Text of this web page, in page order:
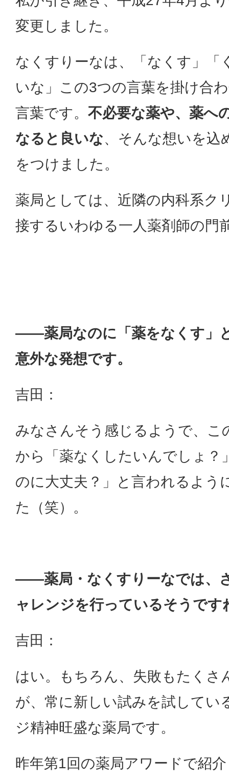
変更しました。
なくすりーなは、「なくす」「
いな」この3つの言葉を掛け合
言葉です。 不必要な薬や、薬へ
なると良いな、そんな想いを込
をつけました。
薬局としては、近隣の内科系ク
接するいわゆる一人薬剤師の門
——薬局なのに「薬をなくす」
意外な発想です。
吉田：
みなさんそう感じるようで、こ
から「薬なくしたいんでしょ？
のに大丈夫？」と言われるよう
た（笑）。
——薬局・なくすりーなでは、
ャレンジを行っているそうです
吉田：
はい。もちろん、失敗もたくさ
が、常に新しい試みを試してい
ジ精神旺盛な薬局です。
昨年第1回の薬局アワードで紹